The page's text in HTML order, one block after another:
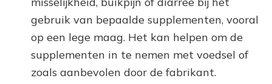
gebruik van bepaalde supplementen, vooral
op een lege maag. Het kan helpen om de
supplementen in te nemen met voedsel of
zoals aanbevolen door de fabrikant.